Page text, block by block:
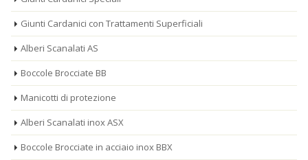
Giunti Cardanici con Trattamenti Superficiali
Alberi Scanalati AS
Boccole Brocciate BB
Manicotti di protezione
Alberi Scanalati inox ASX
Boccole Brocciate in acciaio inox BBX